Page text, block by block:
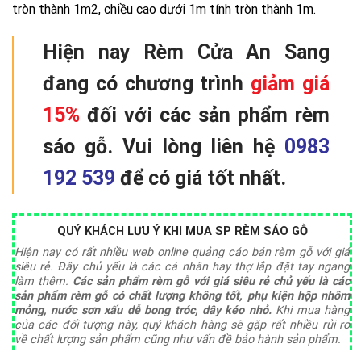
tròn thành 1m2, chiều cao dưới 1m tính tròn thành 1m.
Hiện nay Rèm Cửa An Sang
đang có chương trình giảm giá
15% đối với các sản phẩm rèm
sáo gỗ. Vui lòng liên hệ 0983
192 539 để có giá tốt nhất.
QUÝ KHÁCH LƯU Ý KHI MUA SP RÈM SÁO GỖ
Hiện nay có rất nhiều web online quảng cáo bán rèm gỗ với giá
siêu rẻ. Đây chủ yếu là các cá nhân hay thợ lắp đặt tay ngang
làm thêm. Các sản phẩm rèm gỗ với giá siêu rẻ chủ yếu là các
sản phẩm rèm gỗ có chất lượng không tốt, phụ kiện hộp nhôm
mỏng, nước sơn xấu dễ bong tróc, dây kéo nhỏ.Khi mua hàng
của các đối tượng này, quý khách hàng sẽ gặp rất nhiều rủi ro
về chất lượng sản phẩm cũng như vấn đề bảo hành sản phẩm.